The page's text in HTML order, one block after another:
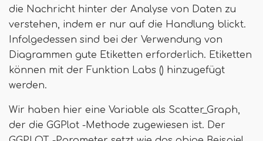
die Nachricht hinter der Analyse von Daten zu
verstehen, indem er nur auf die Handlung blickt.
Infolgedessen sind bei der Verwendung von
Diagrammen gute Etiketten erforderlich. Etiketten
können mit der Funktion Labs () hinzugefügt
werden.
Wir haben hier eine Variable als Scatter_Graph,
der die GGPlot -Methode zugewiesen ist. Der